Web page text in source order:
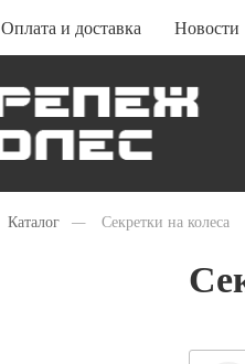
Оплата и доставка Новости
Каталог — Секретки на колеса